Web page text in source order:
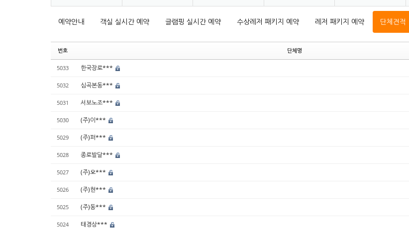
예약안내 객실 실시간 예약 글램핑 실시간 예약 수상레저 패키지 예약 레저 패키지 예약 단체견적
번호 단체명
5033 한국장로***
5032 심곡본동***
5031 서보노조***
5030 (주)이***
5029 (주)퍼***
5028 종로발달***
5027 (주)오***
5026 (주)현***
5025 (주)동***
5024 태경상***